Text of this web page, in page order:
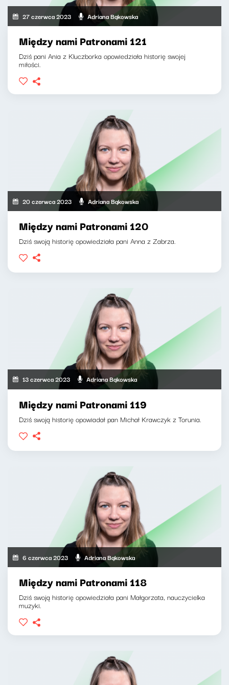
27 czerwca 2023 Adriana Bąkowska
Między nami Patronami 121
Dziś pani Ania z Kluczborka opowiedziała historię swojej
miłości.
20 czerwca 2023 Adriana Bąkowska
Między nami Patronami 120
Dziś swoją historię opowiedziała pani Anna z Zabrza.
13 czerwca 2023 Adriana Bąkowska
Między nami Patronami 119
Dziś swoją historię opowiadał pan Michał Krawczyk z Torunia.
6 czerwca 2023 Adriana Bąkowska
Między nami Patronami 118
Dziś swoją historię opowiedziała pani Małgorzata, nauczycielka
muzyki.